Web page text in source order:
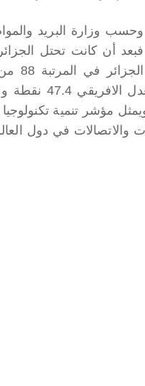
وحسب وزارة البريد
مؤشر تنمية
في دول